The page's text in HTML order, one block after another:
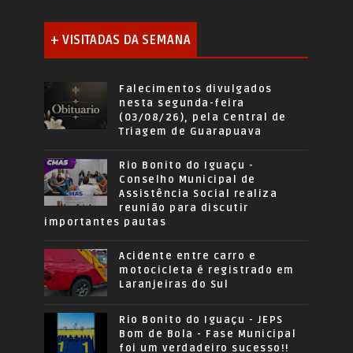
+ VISITADAS DA SEMANA
Falecimentos divulgados
nesta segunda-feira
(03/08/26), pela Central de
Triagem de Guarapuava
Rio Bonito do Iguaçu -
Conselho Municipal de
Assistência Social realiza
reunião para discutir
importantes pautas
Acidente entre carro e
motocicleta é registrado em
Laranjeiras do Sul
Rio Bonito do Iguaçu - JEPS
Bom de Bola - Fase Municipal
foi um verdadeiro sucesso!!